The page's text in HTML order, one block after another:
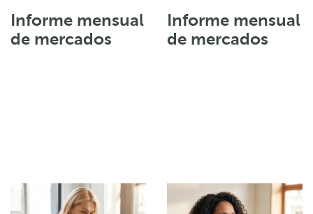
Informe mensual
de mercados
Informe mensual
de mercados